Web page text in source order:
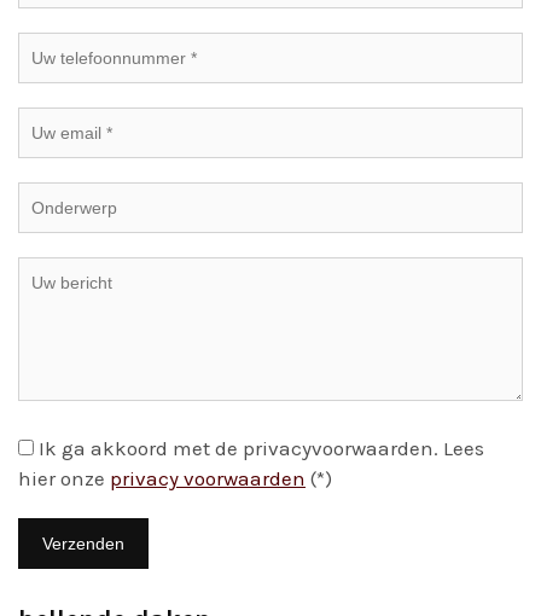
Ik ga akkoord met de privacyvoorwaarden. Lees
hier onze privacy voorwaarden (*)